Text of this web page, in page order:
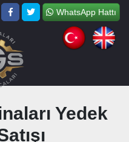
WhatsApp Hattı
Yedek